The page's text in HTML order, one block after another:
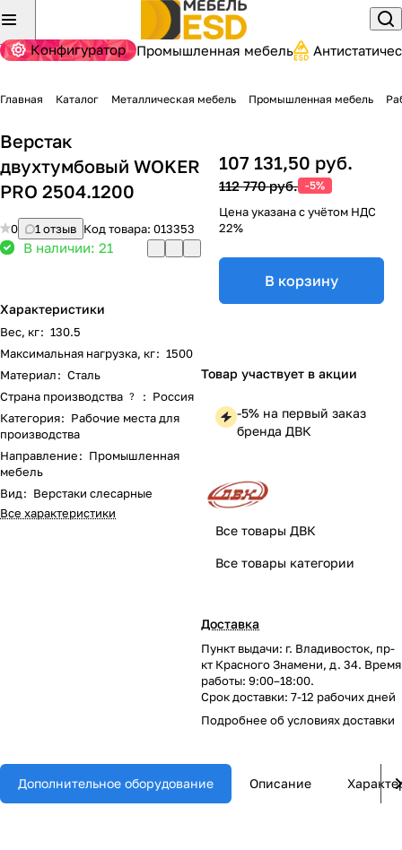
Конфигуратор Промышленная мебель
Главная Каталог Металлическая мебель Промышленная мебель
Верстак
двухтумбовый WOKER
PRO 2504.1200
0 1 отзыв Код товара: 013353
В наличии: 21
Характеристики
Вес, кг: 130.5
Максимальная нагрузка, кг: 1500
Материал: Сталь
Страна производства ? : Россия
Категория: Рабочие места для
производства
Направление: Промышленная
мебель
Вид: Верстаки слесарные
Все характеристики
107 131,50 руб.
112 770 руб. -5%
Цена указана с учётом НДС
22%
В корзину
Товар участвует в акции
-5% на первый заказ
бренда ДВК
Все товары ДВК
Все товары категории
Доставка
Пункт выдачи: г. Владивосток, пр-
кт Красного Знамени, д. 34. Время
работы: 9:00–18:00.
Срок доставки: 7-12 рабочих дней
Подробнее обусловиях доставки
Дополнительное оборудование Описание